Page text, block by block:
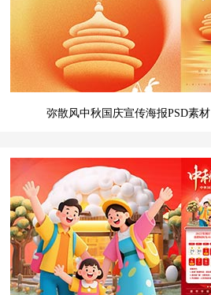
弥散风中秋国庆宣传海报PSD素材